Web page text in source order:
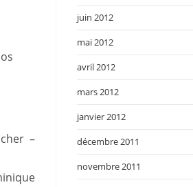
–
juin 2012
mai 2012
avril 2012
mars 2012
janvier 2012
décembre 2011
novembre 2011